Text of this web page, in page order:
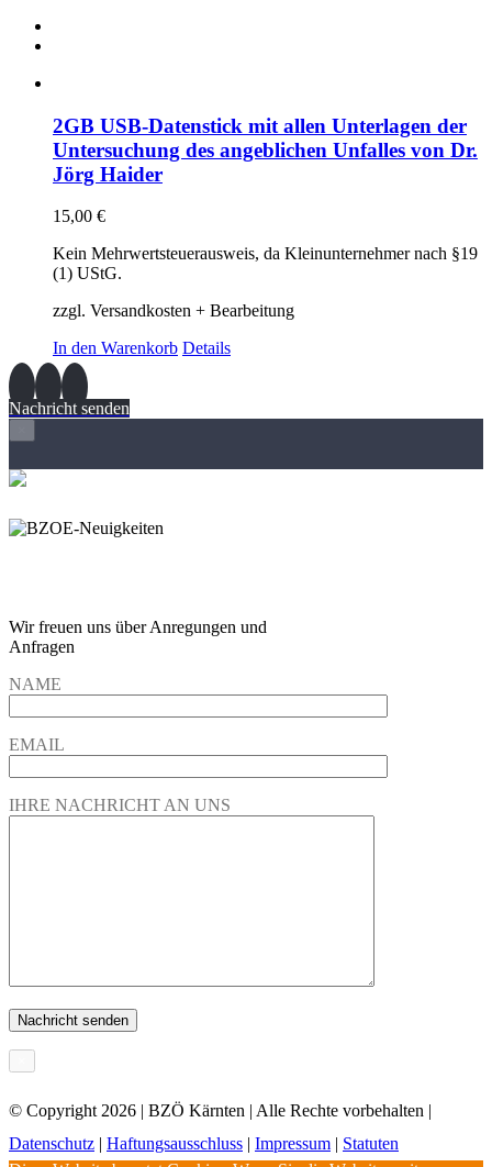
2GB USB-Datenstick mit allen Unterlagen der
Untersuchung des angeblichen Unfalles von Dr.
Jörg Haider
15,00 €
Kein Mehrwertsteuerausweis, da Kleinunternehmer nach §19
(1) UStG.
zzgl. Versandkosten + Bearbeitung
In den Warenkorb Details
Nachricht senden
Wir freuen uns über Anregungen und
Anfragen
NAME
EMAIL
IHRE NACHRICHT AN UNS
© Copyright2026 | BZÖ Kärnten | Alle Rechte vorbehalten |
Datenschutz | Haftungsausschluss | Impressum | Statuten